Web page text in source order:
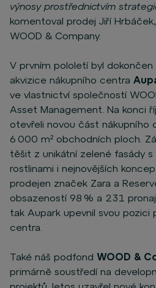
výnosy prostřednictvím
komentoval prodej Jiří
WOOD & Company.
V prvním pololetí byl
akvizice nákupního centra
ve vlastnictví společností
Asset Management. Na konci
otevřeli novou část nákupního
6 000 m² obchodních ploch.
těšit z unikátní zelené fasády
rostlinami i nejnovějších
prodejen značek Zara a
obsazeností 98 % a 231
tak Aupark upevnil svou pozici
centra.
Také náš podfond WOOD &
primárně soustředí na